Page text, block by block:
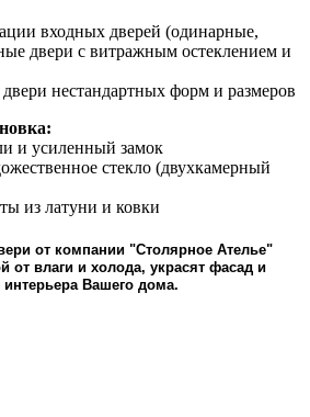
входных дверей (одинарные,
двери с витражным остеклением и
нестандартных форм и размеров
и усиленный замок
стекло (двухкамерный
из латуни и ковки
от компании "Столярное Ателье"
от влаги и холода, украсят фасад и
интерьера Вашего дома.